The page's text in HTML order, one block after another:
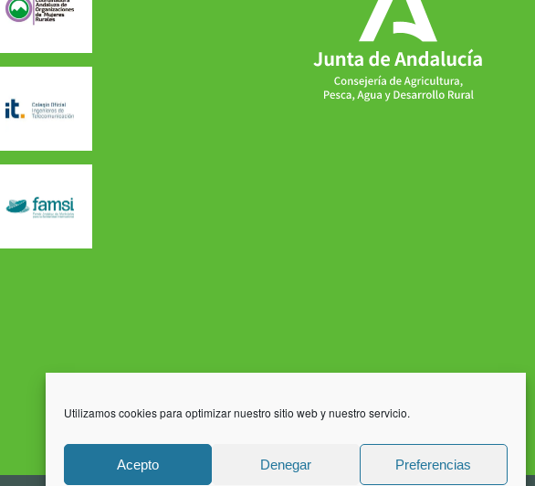
Utilizamos cookies para optimizar nuestro sitio web y nuestro servicio.
Acepto Denegar Preferencias